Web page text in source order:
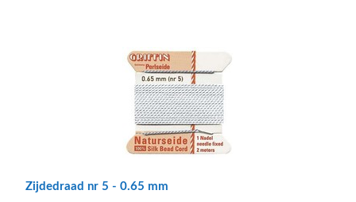
Zijdedraad nr 5 - 0.65 mm